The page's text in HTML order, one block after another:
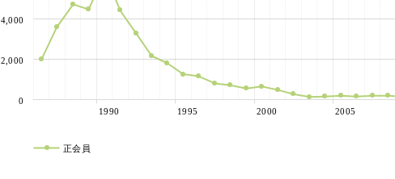
1990 1995 2000 2005
0
2,000
4,000
正会員